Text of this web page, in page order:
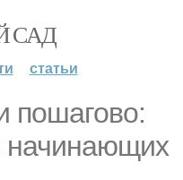
САД
статьи
пошагово:
начинающих